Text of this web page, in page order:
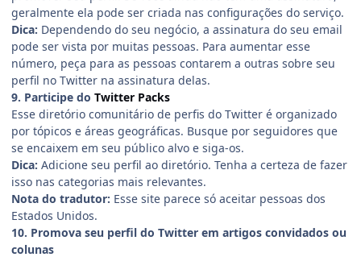
geralmente ela pode ser criada nas configurações do serviço.
Dica: Dependendo do seu negócio, a assinatura do seu email
pode ser vista por muitas pessoas. Para aumentar esse
número, peça para as pessoas contarem a outras sobre seu
perfil no Twitter na assinatura delas.
9. Participe do Twitter Packs
Esse diretório comunitário de perfis do Twitter é organizado
por tópicos e áreas geográficas. Busque por seguidores que
se encaixem em seu público alvo e siga-os.
Dica: Adicione seu perfil ao diretório. Tenha a certeza de fazer
isso nas categorias mais relevantes.
Nota do tradutor: Esse site parece só aceitar pessoas dos
Estados Unidos.
10. Promova seu perfil do Twitter em artigos convidados ou
colunas